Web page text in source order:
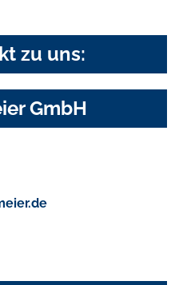
zu uns:
GmbH